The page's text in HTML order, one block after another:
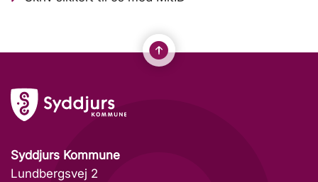
Syddjurs Kommune
Lundbergsvej 2